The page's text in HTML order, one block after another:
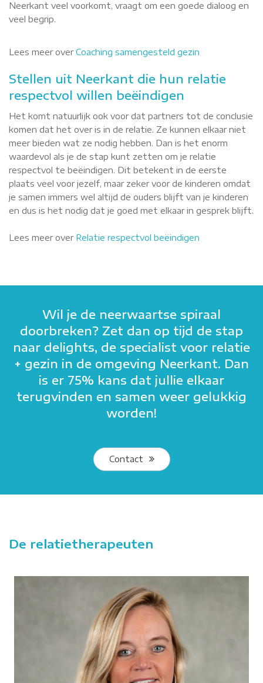
Neerkant veel voorkomt, vraagt om een goede dialoog en
veel begrip.
Lees meer overCoaching samengesteld gezin
Stellen uit Neerkant die hun relatie
respectvol willen beëindigen
Het komt natuurlijk ook voor dat partners tot de conclusie
komen dat het over is in de relatie. Ze kunnen elkaar niet
meer bieden wat ze nodig hebben. Dan is het enorm
waardevol als je de stap kunt zetten om je relatie
respectvol te beëindigen. Dit betekent in de eerste
plaats veel voor jezelf, maar zeker voor de kinderen omdat
je samen immers wel altijd de ouders blijft van je kinderen
en dus is het nodig dat je goed met elkaar in gesprek blijft.
Lees meer over Relatie respectvol beëindigen
Wil je de neerwaartse spiraal
doorbreken? Zet dan op tijd de stap
naar delights, de specialist voor relatie
+ gezin in de omgeving Neerkant. Dan
is er 75% kans dat jullie elkaar
terugvinden en samen weer gelukkig
worden!
Contact
De relatietherapeuten